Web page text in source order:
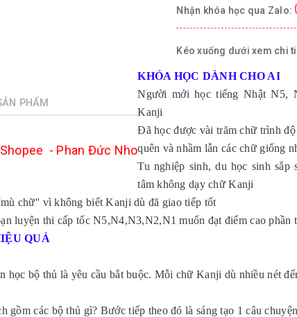
Nhận khóa học qua Zalo:
Kéo xuống dưới xem chi
PHẨM
- Phan Đức Nho
KHÓA HỌC DÀNH CHO AI
Người mới học tiếng Nhật N5,
Kanji
Đã học được vài trăm chữ trình
quên và nhầm lẫn các chữ giống
Tu nghiệp sinh, du học sinh sắp
tâm không dạy chữ Kanji
chữ'' vì không biết Kanji dù đã giao tiếp tốt
luyện thi cấp tốc N5,N4,N3,N2,N1 muốn đạt điểm cao
QUẢ
học bộ thủ là yêu cầu bắt buộc. Mỗi chữ Kanji dù nhiều nét
gồm các bộ thủ gì? Bước tiếp theo đó là sáng tạo 1 câu